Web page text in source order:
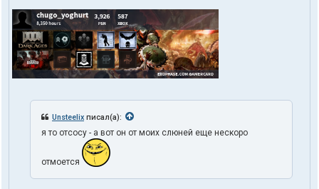
Unsteelix писал(а):
я то отсосу - а вот он от моих слюней еще нескоро
отмоется